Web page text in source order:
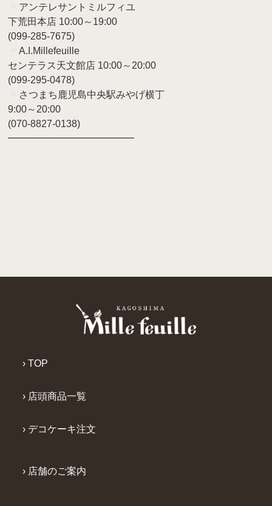
アンテレサントミルフィユ
下荒田本店 10:00～19:00
(099-285-7675)
A.I.Millefeuille
センテラス天文館店 10:00～20:00
(099-295-0478)
さつまち鹿児島中央駅みやげ横丁
9:00～20:00
(070-8827-0138)
━━━━━━━━━━━━━
› TOP
› 店頭商品一覧
› デコケーキ注文
› 店舗のご案内